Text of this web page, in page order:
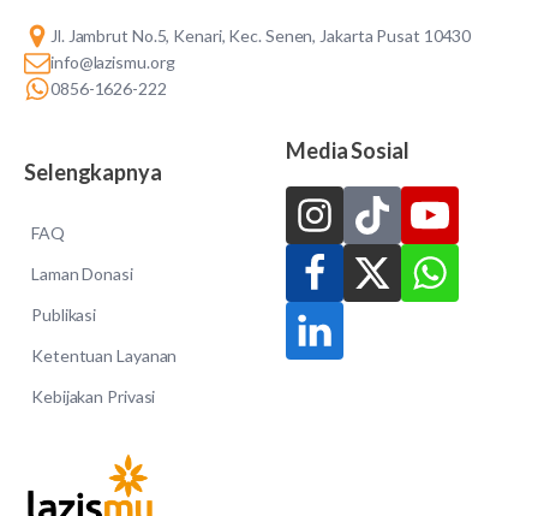
Jl. Jambrut No.5, Kenari, Kec. Senen, Jakarta Pusat 10430
info@lazismu.org
0856-1626-222
Selengkapnya
FAQ
Laman Donasi
Publikasi
Ketentuan Layanan
Kebijakan Privasi
Media Sosial